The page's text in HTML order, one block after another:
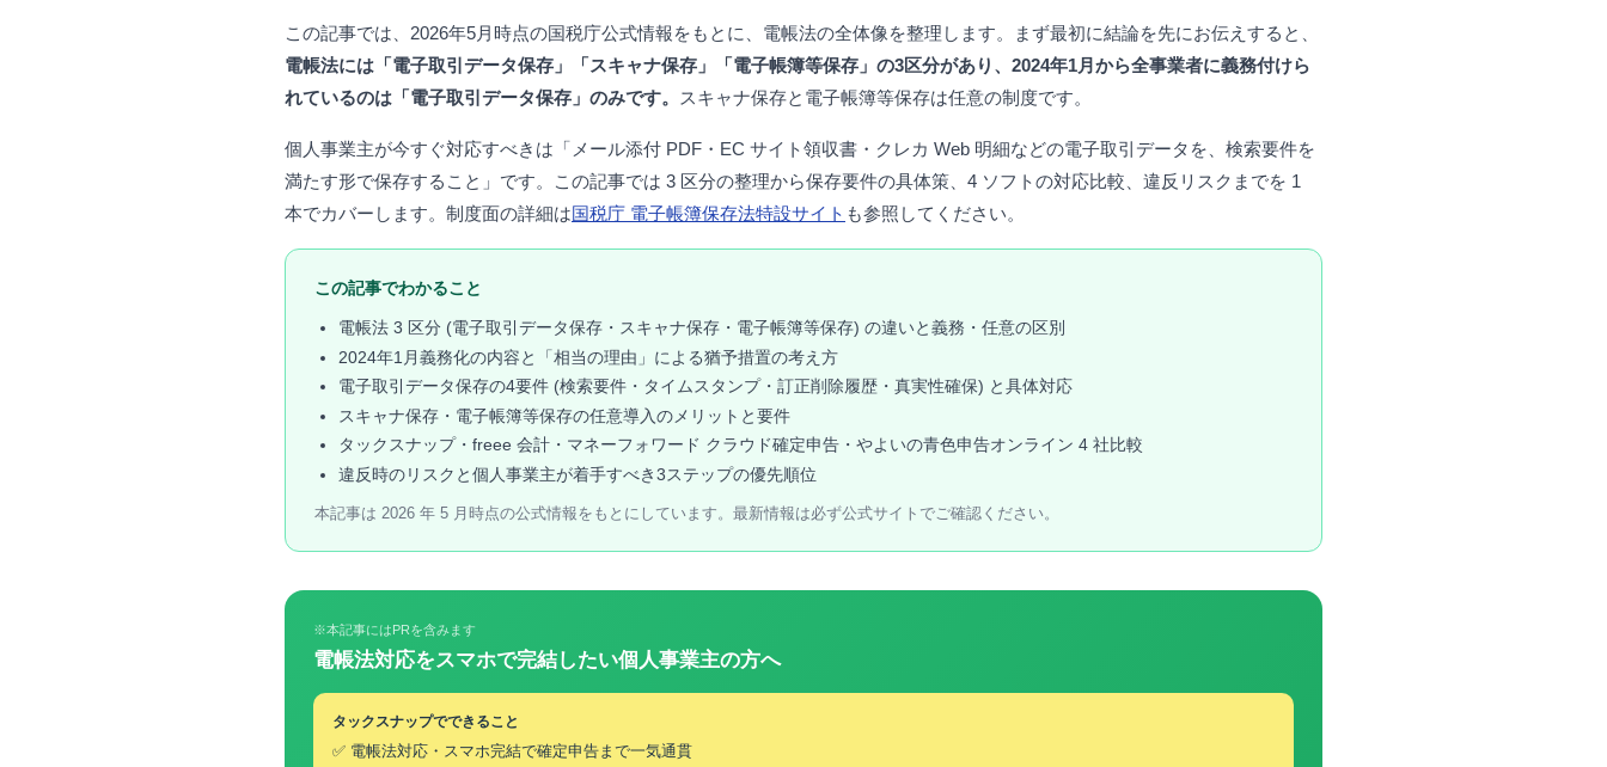
この記事では、2026年5月時点の国税庁公式情報をもとに、電帳法の全体像を整理します。まず最初に結論を先にお伝えすると、
電帳法には「電子取引データ保存」「スキャナ保存」「電子帳簿等保存」の3区分があり、2024年1月から全事業者に義務付けら
れているのは「電子取引データ保存」のみです。
スキャナ保存と電子帳簿等保存は任意の制度です。
個人事業主が今すぐ対応すべきは「メール添付 PDF・EC サイト領収書・クレカ Web 明細などの電子取引データを、検索要件を
満たす形で保存すること」です。この記事では 3 区分の整理から保存要件の具体策、4 ソフトの対応比較、違反リスクまでを 1
本でカバーします。制度面の詳細は国税庁 電子帳簿保存法特設サイト も参照してください。
この記事でわかること
電帳法 3 区分 (電子取引データ保存・スキャナ保存・電子帳簿等保存) の違いと義務・任意の区別
2024年1月義務化の内容と「相当の理由」による猶予措置の考え方
電子取引データ保存の4要件 (検索要件・タイムスタンプ・訂正削除履歴・真実性確保) と具体対応
スキャナ保存・電子帳簿等保存の任意導入のメリットと要件
タックスナップ・freee 会計・マネーフォワード クラウド確定申告・やよいの青色申告オンライン 4 社比較
違反時のリスクと個人事業主が着手すべき3ステップの優先順位
本記事は 2026 年 5 月時点の公式情報をもとにしています。最新情報は必ず公式サイトでご確認ください。
※本記事にはPRを含みます
電帳法対応をスマホで完結したい個人事業主の方へ
タックスナップでできること
✅ 電帳法対応・スマホ完結で確定申告まで一気通貫